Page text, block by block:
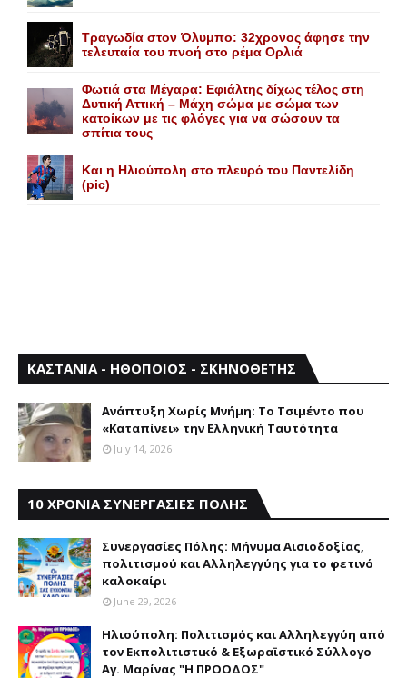
Τραγωδία στον Όλυμπο: 32χρονος άφησε την
τελευταία του πνοή στο ρέμα Ορλιά
Φωτιά στα Μέγαρα: Εφιάλτης δίχως τέλος στη
Δυτική Αττική – Μάχη σώμα με σώμα των
κατοίκων με τις φλόγες για να σώσουν τα
σπίτια τους
Και η Ηλιούπολη στο πλευρό του Παντελίδη
(pic)
ΚΑΣΤΑΝΙΑ - ΗΘΟΠΟΙΟΣ - ΣΚΗΝΟΘΕΤΗΣ
Aνάπτυξη Xωρίς Mνήμη: Το Τσιμέντο που
«Καταπίνει» την Ελληνική Ταυτότητα
July 14, 2026
10 ΧΡΟΝΙΑ ΣΥΝΕΡΓΑΣΙΕΣ ΠΟΛΗΣ
Συνεργασίες Πόλης: Mήνυμα Aισιοδοξίας,
πολιτισμού και Aλληλεγγύης για το φετινό
καλοκαίρι
June 29, 2026
Ηλιούπολη: Πολιτισμός και Aλληλεγγύη από
τον Εκπολιτιστικό & Εξωραϊστικό Σύλλογο
Αγ. Μαρίνας "Η ΠΡΟΟΔΟΣ"